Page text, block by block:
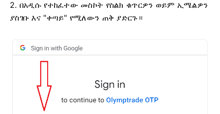
2. በአዲሱ የተከፈተው መስኮት የስልክ ቁጥርዎን ወይም ኢሜልዎን
ያስገቡ እና "ቀጣይ" የሚለውን ጠቅ ያድርጉ።